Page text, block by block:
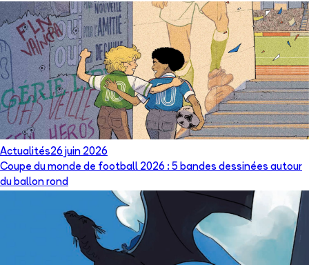
Actualités26 juin 2026
Coupe du monde de football 2026 : 5 bandes dessinées autour
du ballon rond